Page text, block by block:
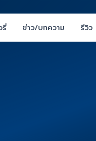
รี่
ข่าว/บทความ รีวิว